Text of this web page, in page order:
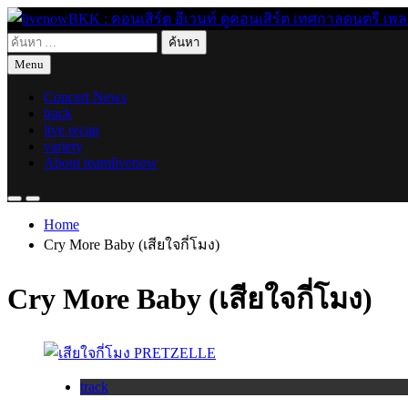
Skip
to
content
livenowBKK : คอนเสิร์ต อีเวนท์ ดูคอนเสิร์ต เทศกาลดนตรี เพลง
live for today
ค้นหา
สำหรับ:
Menu
Concert News
track
live recap
variety
About teamlivenow
Home
Cry More Baby (เสียใจกี่โมง)
Cry More Baby (เสียใจกี่โมง)
track